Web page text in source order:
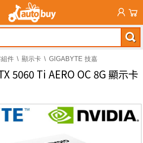
件 顯示卡 GIGABYTE 技嘉
5060 Ti AERO OC 8G 顯示卡